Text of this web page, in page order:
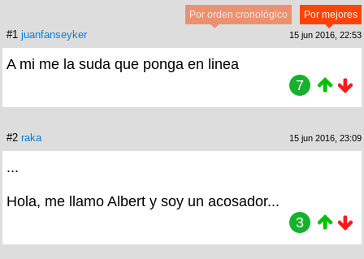
Por mejores
Por orden cronológico
#1 juanfanseyker 15 jun 2016, 22:53
A mi me la suda que ponga en linea
7
#2 raka 15 jun 2016, 23:09
...
Hola, me llamo Albert y soy un acosador...
3